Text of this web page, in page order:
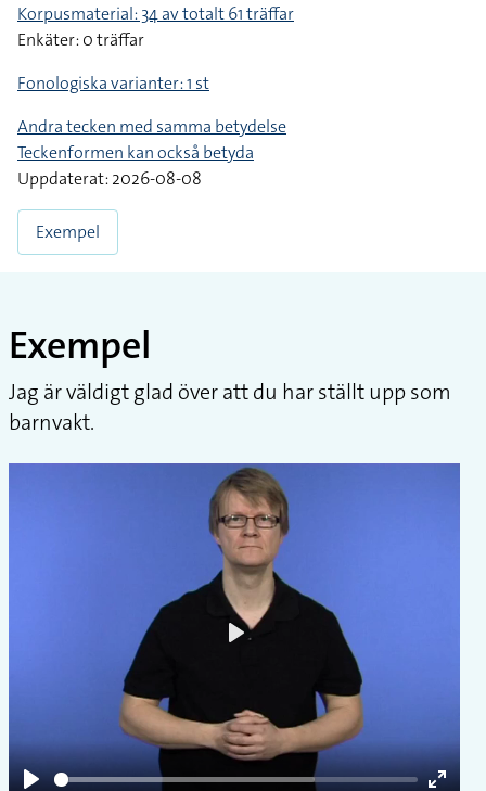
Korpusmaterial: 34 av totalt 61 träffar
Enkäter: 0 träffar
Fonologiska varianter: 1 st
Andra tecken med samma betydelse
Teckenformen kan också betyda
Uppdaterat: 2026-08-08
Exempel
Exempel
Jag är väldigt glad över att du har ställt upp som
barnvakt.